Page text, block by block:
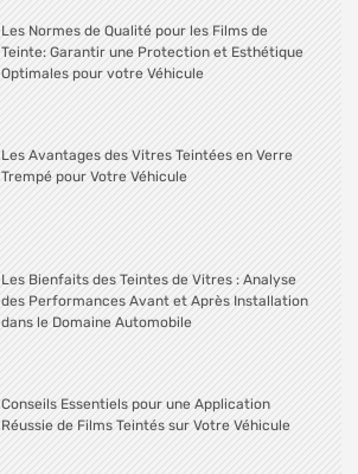
Les Normes de Qualité pour les Films de
Teinte: Garantir une Protection et Esthétique
Optimales pour votre Véhicule
Les Avantages des Vitres Teintées en Verre
Trempé pour Votre Véhicule
Les Bienfaits des Teintes de Vitres : Analyse
des Performances Avant et Après Installation
dans le Domaine Automobile
Conseils Essentiels pour une Application
Réussie de Films Teintés sur Votre Véhicule